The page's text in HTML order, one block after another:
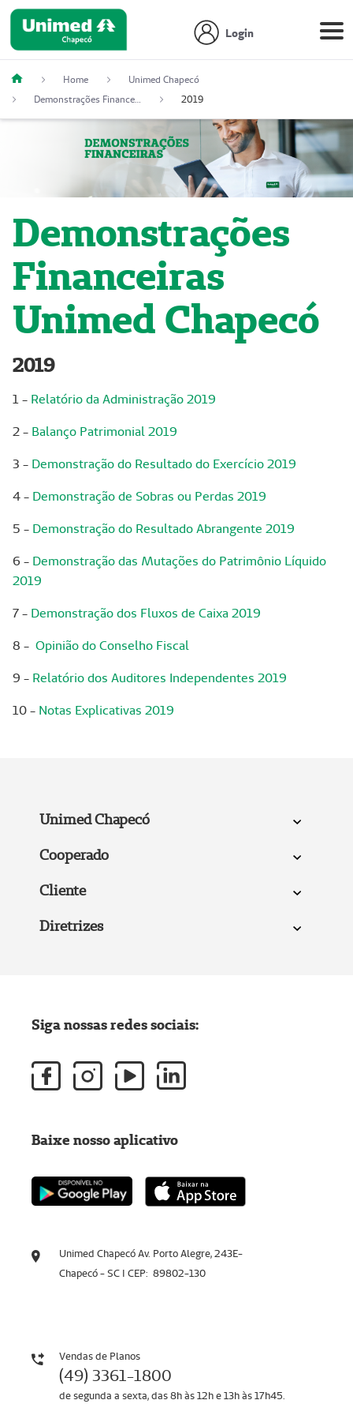
Login
Home
Unimed Chapecó
Demonstrações Financeiras
2019
Demonstrações
Financeiras
Unimed Chapecó
2019
1 - Relatório da Administração 2019
2 - Balanço Patrimonial 2019
3 - Demonstração do Resultado do Exercício 2019
4 - Demonstração de Sobras ou Perdas 2019
5 - Demonstração do Resultado Abrangente 2019
6 - Demonstração das Mutações do Patrimônio Líquido
2019
7 - Demonstração dos Fluxos de Caixa 2019
8 - Opinião do Conselho Fiscal
9 - Relatório dos Auditores Independentes 2019
10 - Notas Explicativas 2019
Unimed Chapecó
Cooperado
Cliente
Diretrizes
Unimed Chapecó Av. Porto Alegre, 243E-
Chapecó - SC I CEP: 89802-130
Vendas de Planos
(49) 3361-1800
de segunda a sexta, das 8h às 12h e 13h às 17h45.
Siga nossas redes sociais:
Baixe nosso aplicativo